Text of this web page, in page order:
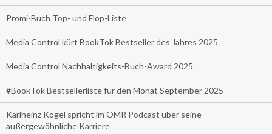
Promi-Buch Top- und Flop-Liste
Media Control kürt BookTok Bestseller des Jahres 2025
Media Control Nachhaltigkeits-Buch-Award 2025
#BookTok Bestsellerliste für den Monat September 2025
Karlheinz Kögel spricht im OMR Podcast über seine
außergewöhnliche Karriere